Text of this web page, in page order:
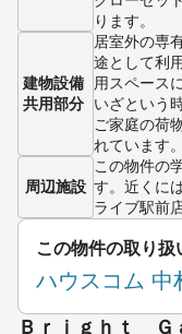
ります。
建物設備
共用部分
居室外の専
途として利
用スペース
いざという
ご家庭の荷
れています
周辺施設
この物件の
す。近くに
ライブ駅前
この物件の取り
ハウスコム 中
Ｂｒｉｇｈｔ Ｇ